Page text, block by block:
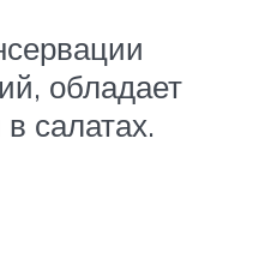
обладает
салатах.